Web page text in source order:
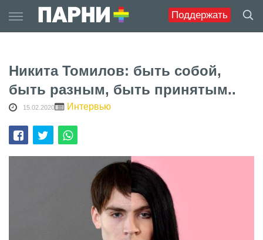
Поддержать
to
content
Никита Томилов: быть собой,
быть разным, быть принятым..
15.02.2020 Интервью